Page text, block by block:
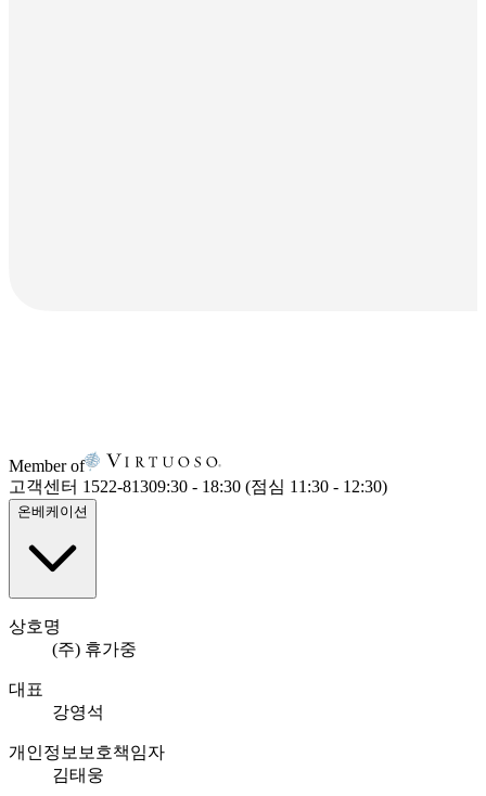
Member of
고객센터 1522-81309:30 - 18:30 (점심 11:30 - 12:30)
온베케이션
상호명
(주) 휴가중
대표
강영석
개인정보보호책임자
김태웅